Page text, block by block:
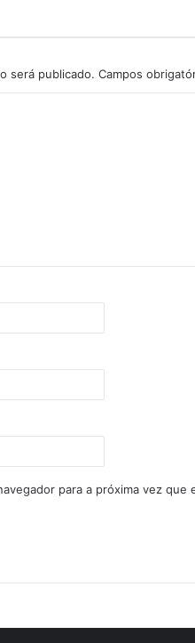
será publicado. Campos
para a próxima vez que